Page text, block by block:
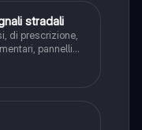
stradali
di prescrizione,
pannelli
per l‘arresto,